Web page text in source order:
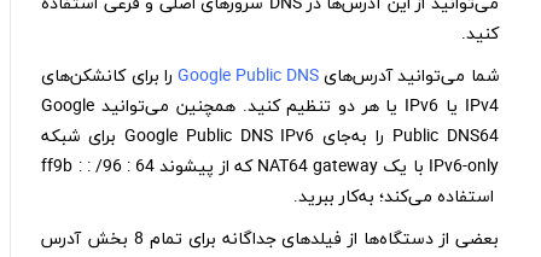
می‌توانید از این آدرس‌ها در DNS سرورهای اصلی و فرعی استفاده
کنید.
شما می‌توانید آدرس‌های Google Public DNS را برای کانشکن‌های
IPv4 یا IPv6 یا هر دو تنظیم کنید. همچنین می‌توانید Google
Public DNS64 را به‌جای Google Public DNS IPv6 برای شبکه
IPv6-only با یک NAT64 gateway که از پیشوند 64 : ff9b : : /96
استفاده می‌کند؛ به‌کار ببرید.
بعضی از دستگاه‌ها از فیلدهای جداگانه برای تمام 8 بخش آدرس